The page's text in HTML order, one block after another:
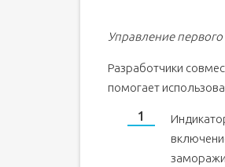
Управление
Разработчики
помогает